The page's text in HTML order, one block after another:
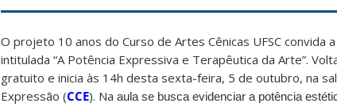
O projeto 10 anos do Curso de Artes Cênicas UFSC convida
intitulada “A Potência Expressiva e Terapêutica da Arte”.
gratuito e inicia às 14h desta sexta-feira, 5 de outubro, na
Expressão (CCE). Na aula se busca evidenciar a potência